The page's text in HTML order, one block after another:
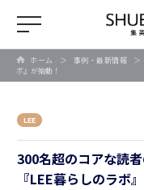
ホーム ＞ 事例・最新情報 ＞
ボ』が始動！
LEE
300名超のコアな読
『LEE暮らしのラボ